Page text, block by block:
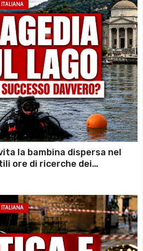
la bambina dispersa nel
ore di ricerche dei